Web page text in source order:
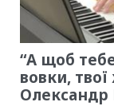
“А щоб
вовки,
Олександр